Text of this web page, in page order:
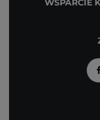
WSPARCIE